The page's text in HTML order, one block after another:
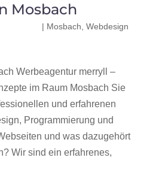
Mosbach
| Mosbach Webdesign
Werbeagentur merryll –
im Raum Mosbach Sie
und erfahrenen
Programmierung und
und was dazugehört
Wir sind ein erfahrenes,